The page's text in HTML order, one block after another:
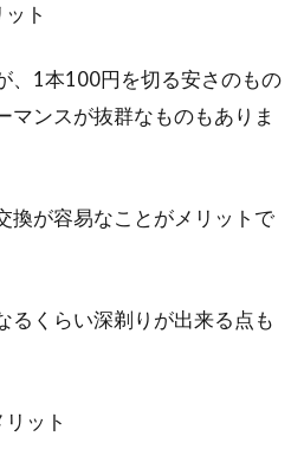
に優しいシェーバーを利用したいと考え
の正しいやり方をご紹介！電
ト
、1本100円を切る安さのもの
マンスが抜群なものもありま
換が容易なことがメリットで
るくらい深剃りが出来る点も
ット